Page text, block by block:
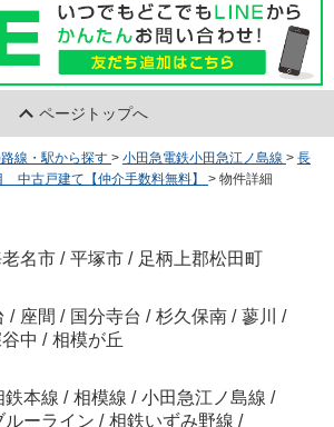
ページトップへ
線・駅から探す > 小田急電鉄小田急江ノ島線 > 長
中古戸建て【仲介手数料無料】 > 物件詳細
名市 / 平塚市 / 足柄上郡松田町
/ 座間 / 国分寺台 / 杉久保南 / 蓼川 /
中 / 相模が丘
鉄本線 / 相模線 / 小田急江ノ島線 /
ルーライン / 相鉄いずみ野線 /